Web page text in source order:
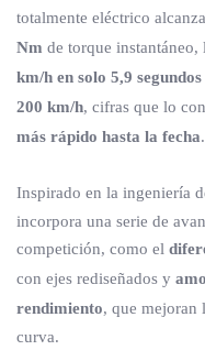
totalmente eléctrico alcanza
Nm de torque instantáneo,
km/h en solo 5,9 segundos
200 km/h, cifras que lo
más rápido hasta la fecha.
Inspirado en la ingeniería
incorpora una serie de
competición, como el
con ejes rediseñados y
rendimiento, que mejoran
curva.